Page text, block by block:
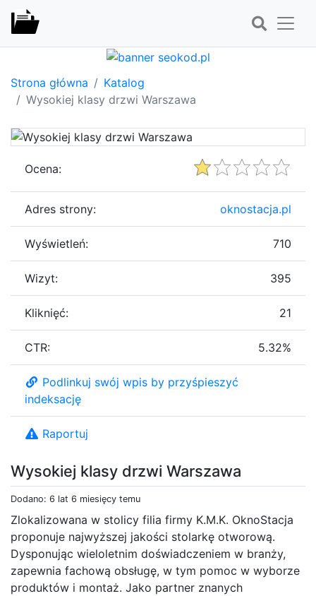
Strona główna
Katalog
Wysokiej klasy drzwi Warszawa
Wysokiej klasy drzwi Warszawa
Dodano: 6 lat 6 miesięcy temu
Zlokalizowana w stolicy filia firmy K.M.K. OknoStacja
proponuje najwyższej jakości stolarkę otworową.
Dysponując wieloletnim doświadczeniem w branży,
zapewnia fachową obsługę, w tym pomoc w wyborze
produktów i montaż. Jako partner znanych
Ocena:
Adres strony: oknostacja.pl
Wyświetleń: 710
Wizyt: 395
Kliknięć: 21
CTR: 5.32%
Podlinkuj swój wpis by przyśpieszyć
indeksację
Raportuj